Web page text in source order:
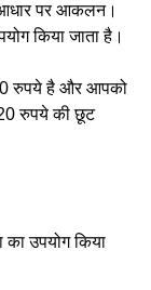
पर आकलन।
किया जाता है।
रुपये है और आपको
रुपये की छूट
उपयोग किया